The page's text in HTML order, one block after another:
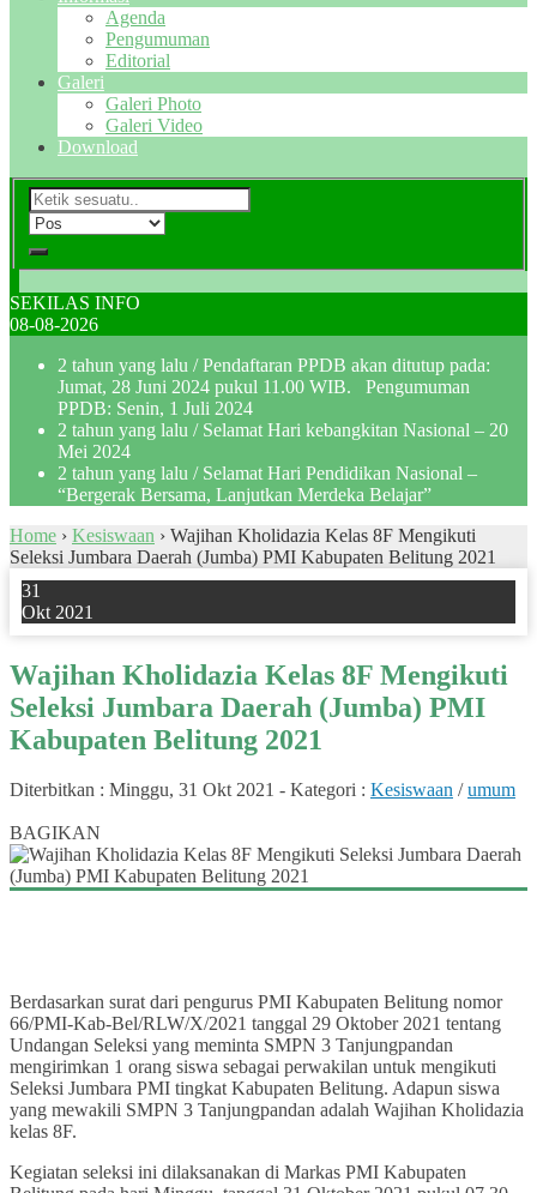
Agenda
Pengumuman
Editorial
Galeri
Galeri Photo
Galeri Video
Download
SEKILAS INFO
08-08-2026
2 tahun yang lalu / Pendaftaran PPDB akan ditutup pada:
Jumat, 28 Juni 2024 pukul 11.00 WIB. Pengumuman
PPDB: Senin, 1 Juli 2024
2 tahun yang lalu / Selamat Hari kebangkitan Nasional – 20
Mei 2024
2 tahun yang lalu / Selamat Hari Pendidikan Nasional –
“Bergerak Bersama, Lanjutkan Merdeka Belajar”
Home › Kesiswaan › Wajihan Kholidazia Kelas 8F Mengikuti
Seleksi Jumbara Daerah (Jumba) PMI Kabupaten Belitung 2021
31
Okt 2021
Wajihan Kholidazia Kelas 8F Mengikuti
Seleksi Jumbara Daerah (Jumba) PMI
Kabupaten Belitung 2021
Diterbitkan : Minggu, 31 Okt 2021 - Kategori : Kesiswaan /umum
BAGIKAN
Berdasarkan surat dari pengurus PMI Kabupaten Belitung nomor
66/PMI-Kab-Bel/RLW/X/2021 tanggal 29 Oktober 2021 tentang
Undangan Seleksi yang meminta SMPN 3 Tanjungpandan
mengirimkan 1 orang siswa sebagai perwakilan untuk mengikuti
Seleksi Jumbara PMI tingkat Kabupaten Belitung. Adapun siswa
yang mewakili SMPN 3 Tanjungpandan adalah Wajihan Kholidazia
kelas 8F.
Kegiatan seleksi ini dilaksanakan di Markas PMI Kabupaten